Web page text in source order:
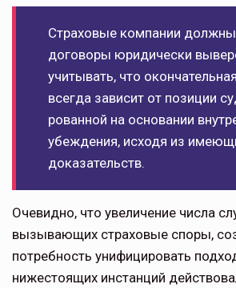
Страховые компании должны
договоры юридически
учиты­вать, что
всегда зависит от позиции
рованной на основании
убеждения, исходя из
доказательств.
Очевидно, что увеличение числа
вызывающих страховые споры,
потребность унифицировать
нижестоящих инстанций